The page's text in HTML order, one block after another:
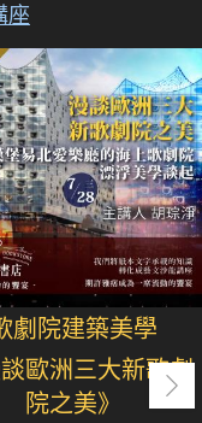
座
劇院建築美學
談歐洲三大新歌劇
院之美》